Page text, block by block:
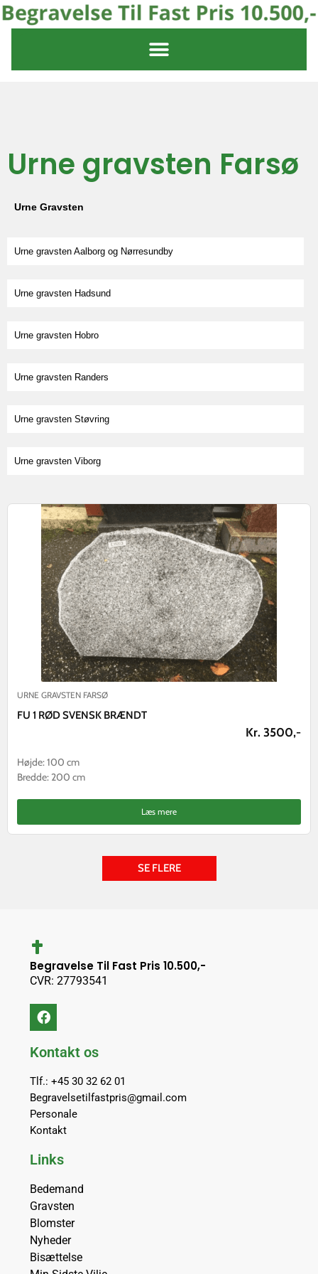
Urne gravsten Farsø
Urne Gravsten
Urne gravsten Aalborg og Nørresundby
Urne gravsten Hadsund
Urne gravsten Hobro
Urne gravsten Randers
Urne gravsten Støvring
Urne gravsten Viborg
URNE GRAVSTEN FARSØ
FU 1 RØD SVENSK BRÆNDT
Kr. 3500,-
Højde: 100 cm
Bredde: 200 cm
Læs mere
SE FLERE
Begravelse Til Fast Pris 10.500,-
CVR: 27793541
Kontakt os
Tlf.: +45 30 32 62 01
Begravelsetilfastpris@gmail.com
Personale
Kontakt
Links
Bedemand
Gravsten
Blomster
Nyheder
Bisættelse